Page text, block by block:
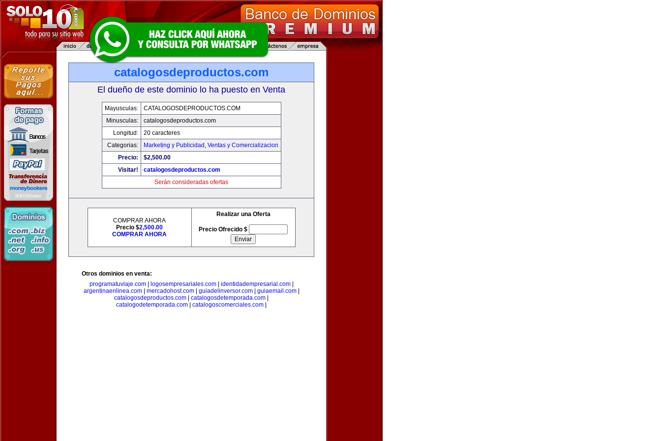
catalogosdeproductos.com
El dueño de este dominio lo ha puesto en Venta
Mayusculas:
CATALOGOSDEPRODUCTOS.COM
Minusculas:
catalogosdeproductos.com
Longitud:
20 caracteres
Categorias:
Marketing y Publicidad , Ventas y Comercializacion
Precio:
$2,500.00
Visitar!
catalogosdeproductos.com
Serán consideradas ofertas
COMPRAR AHORA
Precio $2,500.00
COMPRAR AHORA
Realizar una Oferta
Precio Ofrecido $
Otros dominios en venta:
programatuviaje.com| logosempresariales.com| identidadempresarial.com|
argentinaenlinea.com| mercadohost.com| guiadelinversor.com| guiaemail.com|
catalogosdeproductos.com
catalogosdetemporada.com
catalogodetemporada.com
catalogoscomerciales.com